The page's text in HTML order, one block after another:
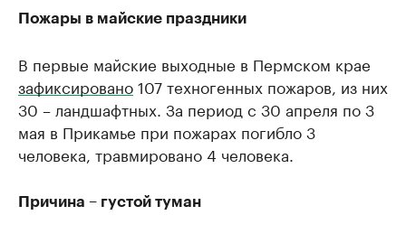
Пожары в майские праздники
В первые майские выходные в Пермском крае
зафиксировано107 техногенных пожаров, из них
30 – ландшафтных. За период с 30 апреля по 3
мая в Прикамье при пожарах погибло 3
человека, травмировано 4 человека.
Причина – густой туман